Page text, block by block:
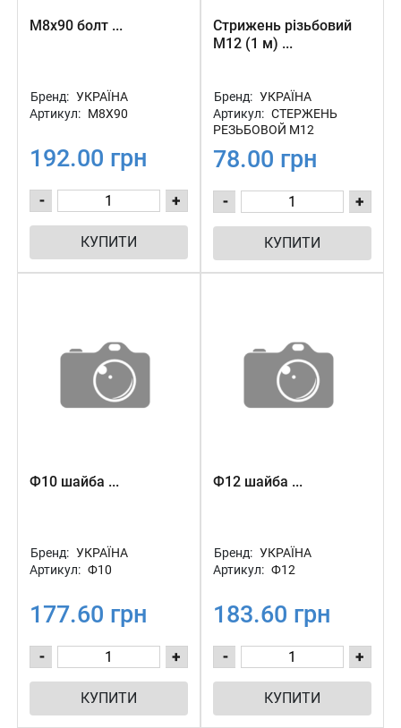
М8х90 болт ...
Бренд: УКРАЇНА
Артикул: М8Х90
192.00 грн
- +
КУПИТИ
Стрижень різьбовий
М12 (1 м) ...
Бренд: УКРАЇНА
Артикул: СТЕРЖЕНЬ
РЕЗЬБОВОЙ М12
78.00 грн
- +
КУПИТИ
Ф10 шайба ...
Бренд: УКРАЇНА
Артикул: Ф10
177.60 грн
- +
КУПИТИ
Ф12 шайба ...
Бренд: УКРАЇНА
Артикул: Ф12
183.60 грн
- +
КУПИТИ